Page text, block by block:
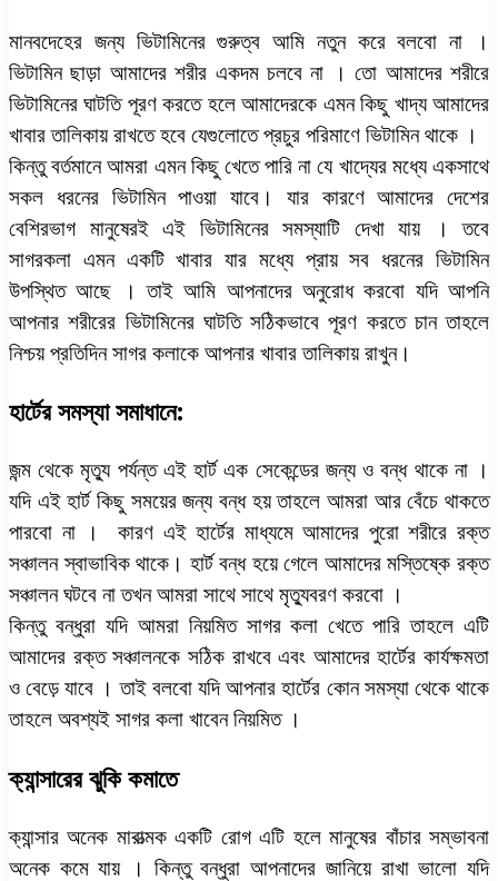
মানবদেহের জন্য ভিটামিনের গুরুত্ব আমি নতুন করে বলবো না ।
ভিটামিন ছাড়া আমাদের শরীর একদম চলবে না । তো আমাদের শরীরে
ভিটামিনের ঘাটতি পূরণ করতে হলে আমাদেরকে এমন কিছু খাদ্য আমাদের
খাবার তালিকায় রাখতে হবে যেগুলোতে প্রচুর পরিমাণে ভিটামিন থাকে ।
কিন্তু বর্তমানে আমরা এমন কিছু খেতে পারি না যে খাদ্যের মধ্যে একসাথে
সকল ধরনের ভিটামিন পাওয়া যাবে। যার কারণে আমাদের দেশের
বেশিরভাগ মানুষেরই এই ভিটামিনের সমস্যাটি দেখা যায় । তবে
সাগরকলা এমন একটি খাবার যার মধ্যে প্রায় সব ধরনের ভিটামিন
উপস্থিত আছে । তাই আমি আপনাদের অনুরোধ করবো যদি আপনি
আপনার শরীরের ভিটামিনের ঘাটতি সঠিকভাবে পূরণ করতে চান তাহলে
নিশ্চয় প্রতিদিন সাগর কলাকে আপনার খাবার তালিকায় রাখুন।
হার্টের সমস্যা সমাধানে:
জন্ম থেকে মৃত্যু পর্যন্ত এই হার্ট এক সেকেন্ডের জন্য ও বন্ধ থাকে না ।
যদি এই হার্ট কিছু সময়ের জন্য বন্ধ হয় তাহলে আমরা আর বেঁচে থাকতে
পারবো না । কারণ এই হার্টের মাধ্যমে আমাদের পুরো শরীরে রক্ত
সঞ্চালন স্বাভাবিক থাকে। হার্ট বন্ধ হয়ে গেলে আমাদের মস্তিষ্কে রক্ত
সঞ্চালন ঘটবে না তখন আমরা সাথে সাথে মৃত্যুবরণ করবো ।
কিন্তু বন্ধুরা যদি আমরা নিয়মিত সাগর কলা খেতে পারি তাহলে এটি
আমাদের রক্ত সঞ্চালনকে সঠিক রাখবে এবং আমাদের হার্টের কার্যক্ষমতা
ও বেড়ে যাবে । তাই বলবো যদি আপনার হার্টের কোন সমস্যা থেকে থাকে
তাহলে অবশ্যই সাগর কলা খাবেন নিয়মিত ।
ক্যান্সারের ঝুকি কমাতে
ক্যান্সার অনেক মারাত্মক একটি রোগ এটি হলে মানুষের বাঁচার সম্ভাবনা
অনেক কমে যায় । কিন্তু বন্ধুরা আপনাদের জানিয়ে রাখা ভালো যদি